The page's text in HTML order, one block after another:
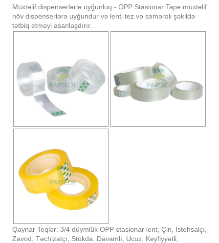
Müxtəlif dispenserlərlə uyğunluq - OPP Stasionar Tape müxtəlif
növ dispenserlərə uyğundur və lenti tez və səmərəli şəkildə
tətbiq etməyi asanlaşdırır.
Qaynar Teqlər: 3/4 düymlük OPP stasionar lent, Çin, İstehsalçı,
Zavod, Təchizatçı, Stokda, Davamlı, Ucuz, Keyfiyyətli,